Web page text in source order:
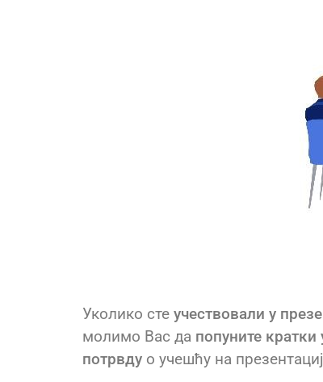
Уколико сте учествовали у
молимо Вас да попуните кратки
потрвду о учешћу на